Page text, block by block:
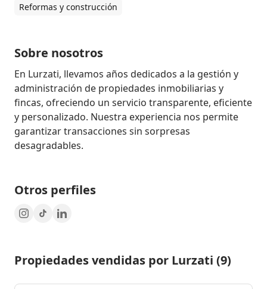
Reformas y construcción
Sobre nosotros
En Lurzati, llevamos años dedicados a la gestión y
administración de propiedades inmobiliarias y
fincas, ofreciendo un servicio transparente, eficiente
y personalizado. Nuestra experiencia nos permite
garantizar transacciones sin sorpresas
desagradables.
Otros perfiles
Propiedades vendidas por Lurzati (9)